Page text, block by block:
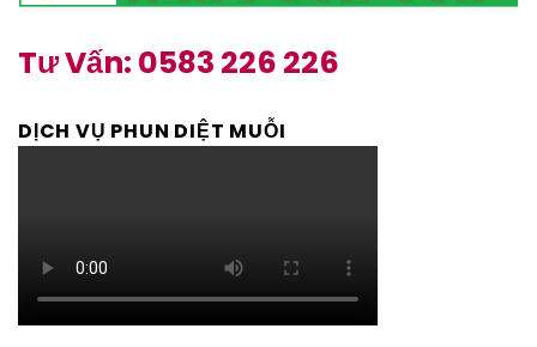
Tư Vấn: 0583 226 226
DỊCH VỤ PHUN DIỆT MUỖI